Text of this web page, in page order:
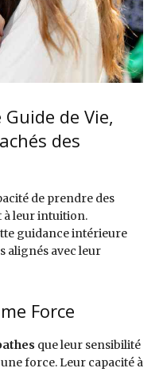
de Vie,
des
de prendre des
à leur intuition.
guidance intérieure
alignés avec leur
Force
que leur sensibilité
force. Leur capacité à